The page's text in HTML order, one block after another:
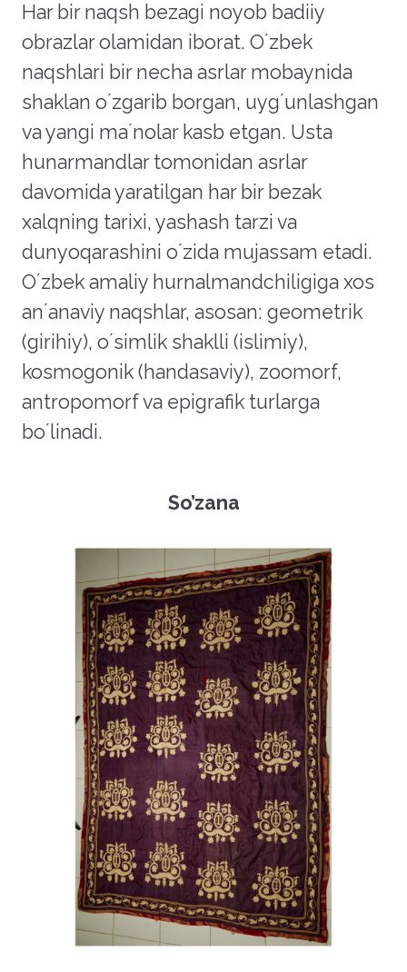
Har bir naqsh bezagi noyob badiiy
obrazlar olamidan iborat. Oʼzbek
naqshlari bir necha asrlar mobaynida
shaklan oʼzgarib borgan, uygʼunlashgan
va yangi maʼnolar kasb etgan. Usta
hunarmandlar tomonidan asrlar
davomida yaratilgan har bir bezak
xalqning tarixi, yashash tarzi va
dunyoqarashini oʼzida mujassam etadi.
Oʼzbek amaliy hurnalmandchiligiga xos
anʼanaviy naqshlar, asosan: geometrik
(girihiy), oʼsimlik shaklli (islimiy),
kosmogonik (handasaviy), zoomorf,
antropomorf va epigrafik turlarga
boʼlinadi.
So’zana